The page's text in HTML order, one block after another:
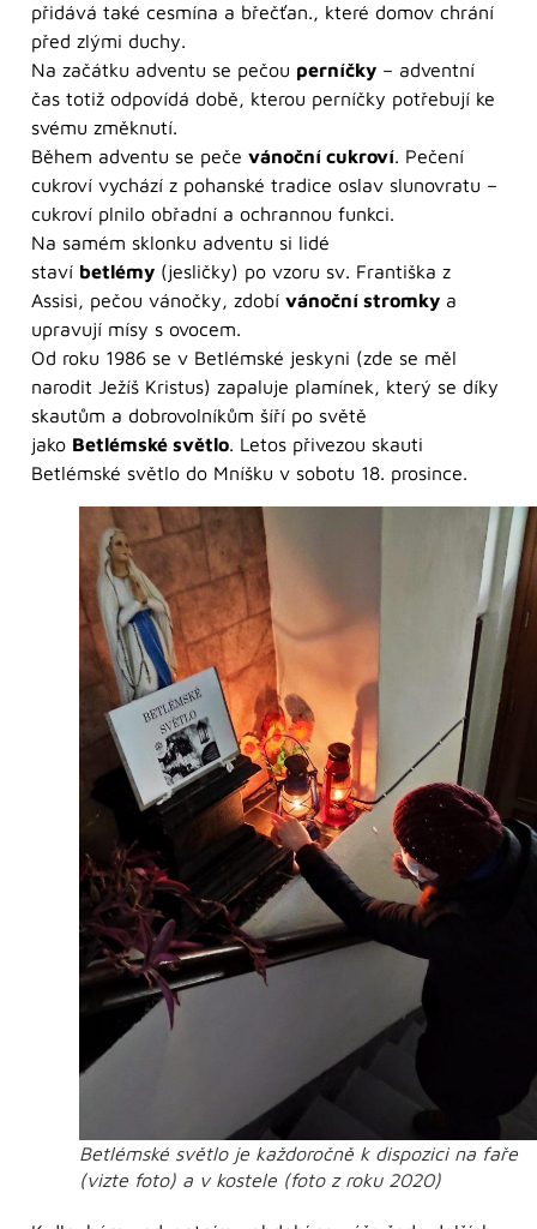
přidává také cesmína a břečťan., které domov chrání
před zlými duchy.
Na začátku adventu se pečou perníčky – adventní
čas totiž odpovídá době, kterou perníčky potřebují ke
svému změknutí.
Během adventu se peče vánoční cukroví. Pečení
cukroví vychází z pohanské tradice oslav slunovratu –
cukroví plnilo obřadní a ochrannou funkci.
Na samém sklonku adventu si lidé
staví betlémy (jesličky) po vzoru sv. Františka z
Assisi, pečou vánočky, zdobí vánoční stromky a
upravují mísy s ovocem.
Od roku 1986 se v Betlémské jeskyni (zde se měl
narodit Ježíš Kristus) zapaluje plamínek, který se díky
skautům a dobrovolníkům šíří po světě
jako Betlémské světlo. Letos přivezou skauti
Betlémské světlo do Mníšku v sobotu 18. prosince.
Betlémské světlo je každoročně k dispozici na faře
(vizte foto) a v kostele (foto z roku 2020)